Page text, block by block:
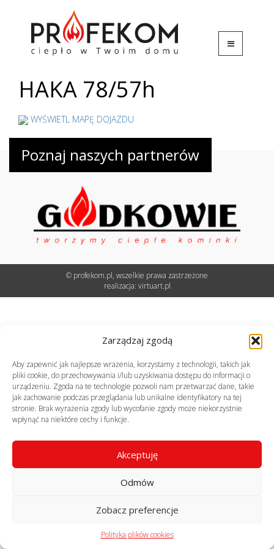
Zarządzaj zgodą
Aby zapewnić jak najlepsze wrażenia, korzystamy z technologii, takich jak
pliki cookie, do przechowywania i/lub uzyskiwania dostępu do informacji o
urządzeniu. Zgoda na te technologie pozwoli nam przetwarzać dane, takie
jak zachowanie podczas przeglądania lub unikalne identyfikatory na tej
stronie. Brak wyrażenia zgody lub wycofanie zgody może niekorzystnie
wpłynąć na niektóre cechy i funkcje.
Akceptuję
Odmów
Zobacz preferencje
Polityka plików cookies
HAKA 78/57h
WYŚWIETL MAPĘ DOJAZDU
Poznaj naszych partnerów
© profekom.pl, wszelkie prawa zastrzeżone
realizacja: virtuart.pl